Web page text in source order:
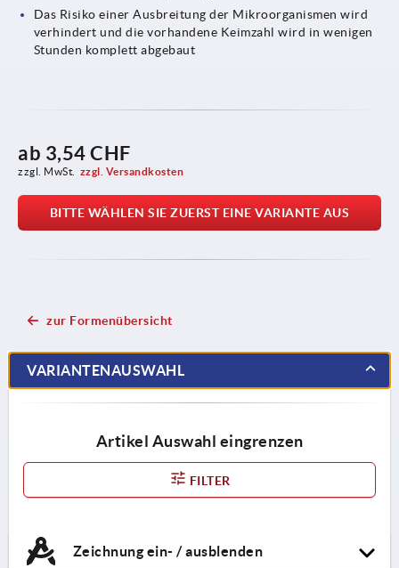
Das Risiko einer Ausbreitung der Mikroorganismen wird
verhindert und die vorhandene Keimzahl wird in wenigen
Stunden komplett abgebaut
ab 3,54 CHF
zzgl. MwSt. zzgl. Versandkosten
BITTE WÄHLEN SIE ZUERST EINE VARIANTE AUS
zur Formenübersicht
VARIANTENAUSWAHL
Artikel Auswahl eingrenzen
FILTER
Zeichnung ein- / ausblenden